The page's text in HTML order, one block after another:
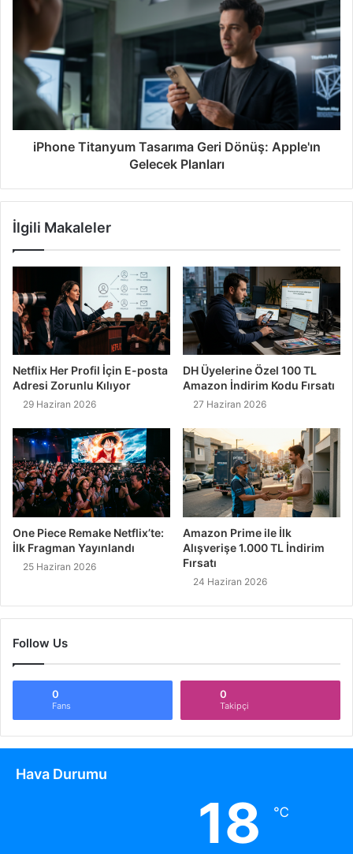
iPhone Titanyum Tasarıma Geri Dönüş: Apple'ın
Gelecek Planları
İlgili Makaleler
Netflix Her Profil İçin E-posta
Adresi Zorunlu Kılıyor
29 Haziran 2026
DH Üyelerine Özel 100 TL
Amazon İndirim Kodu Fırsatı
27 Haziran 2026
One Piece Remake Netflix’te:
İlk Fragman Yayınlandı
25 Haziran 2026
Amazon Prime ile İlk
Alışverişe 1.000 TL İndirim
Fırsatı
24 Haziran 2026
Follow Us
0
Fans
0
Takipçi
Hava Durumu
18 ℃